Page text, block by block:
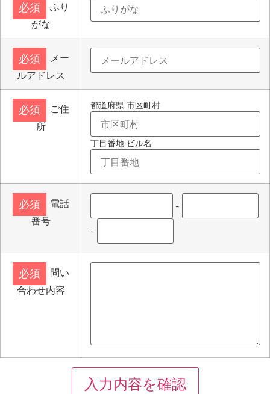
必須
ふり
がな
必須
メー
ルアドレス
必須
ご住
所
都道府県 市区町村
丁目番地 ビル名
必須
電話
番号
-
-
必須
問い
合わせ内容
入力内容を確認